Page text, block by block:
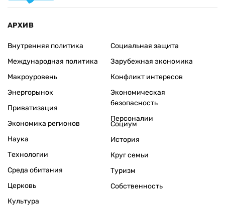
АРХИВ
Внутренняя политика
Международная политика
Макроуровень
Энергорынок
Приватизация
Экономика регионов
Социальная защита
Зарубежная экономика
Конфликт интересов
Экономическая
безопасность
Персоналии
Наука
Технологии
Среда обитания
Церковь
Культура
Социум
История
Круг семьи
Туризм
Собственность